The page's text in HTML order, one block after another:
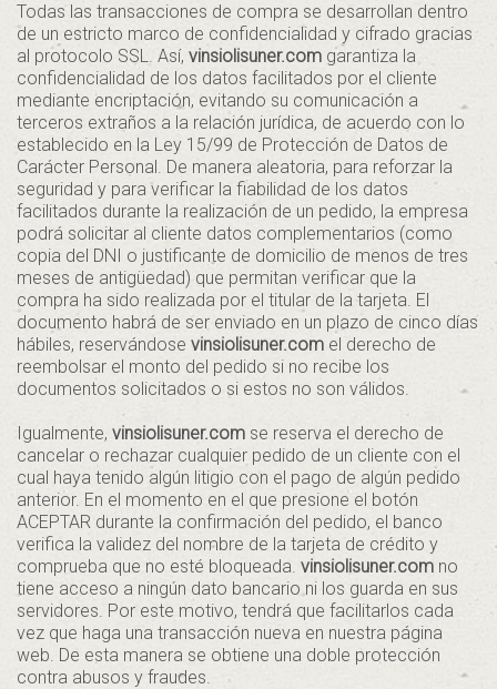
Todas las transacciones de compra se desarrollan dentro
de un estricto marco de confidencialidad y cifrado gracias
al protocolo SSL. Así, vinsiolisuner.com garantiza la
confidencialidad de los datos facilitados por el cliente
mediante encriptación, evitando su comunicación a
terceros extraños a la relación jurídica, de acuerdo con lo
establecido en la Ley 15/99 de Protección de Datos de
Carácter Personal. De manera aleatoria, para reforzar la
seguridad y para verificar la fiabilidad de los datos
facilitados durante la realización de un pedido, la empresa
podrá solicitar al cliente datos complementarios (como
copia del DNI o justificante de domicilio de menos de tres
meses de antigüedad) que permitan verificar que la
compra ha sido realizada por el titular de la tarjeta. El
documento habrá de ser enviado en un plazo de cinco días
hábiles, reservándose vinsiolisuner.com el derecho de
reembolsar el monto del pedido si no recibe los
documentos solicitados o si estos no son válidos.
Igualmente, vinsiolisuner.com se reserva el derecho de
cancelar o rechazar cualquier pedido de un cliente con el
cual haya tenido algún litigio con el pago de algún pedido
anterior. En el momento en el que presione el botón
ACEPTAR durante la confirmación del pedido, el banco
verifica la validez del nombre de la tarjeta de crédito y
comprueba que no esté bloqueada. vinsiolisuner.com no
tiene acceso a ningún dato bancario ni los guarda en sus
servidores. Por este motivo, tendrá que facilitarlos cada
vez que haga una transacción nueva en nuestra página
web. De esta manera se obtiene una doble protección
contra abusos y fraudes.